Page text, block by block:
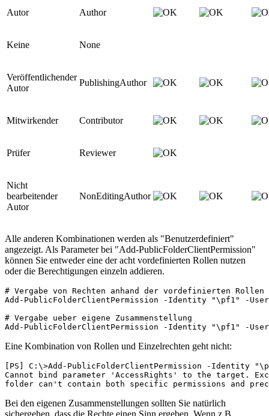
Autor Author
Keine None
Veröffentlichender
Autor
PublishingAuthor
Mitwirkender Contributor
Prüfer Reviewer
Nicht
bearbeitender
Autor
NonEditingAuthor
Alle anderen Kombinationen werden als "Benutzerdefiniert"
angezeigt. Als Parameter bei "Add-PublicFolderClientPermission"
können Sie entweder eine der acht vordefinierten Rollen nutzen
oder die Berechtigungen einzeln addieren.
# Vergabe von Rechten anhand der vordefinierten Rollen
Add-PublicFolderClientPermission -Identity "\pf1" -
# Vergabe ueber eigene Zusammenstellung
Add-PublicFolderClientPermission -Identity "\pf1" -User
Eine Kombination von Rollen und Einzelrechten geht nicht:
[PS] C:\>Add-PublicFolderClientPermission -Identity
Cannot bind parameter 'AccessRights' to the target.
folder can't contain both specific permissions and
Bei den eigenen Zusammenstellungen sollten Sie natürlich
sichergehen, dass die Rechte einen Sinn ergeben. Wenn z.B.